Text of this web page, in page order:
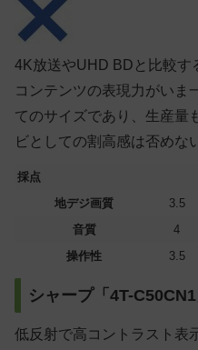
4K放送やUHD BDと比較す
コンテンツの表現力がいま
てのサイズであり、生産量
ビとしての割高感は否めな
採点
地デジ画質
3.5
音質
4
操作性
3.5
シャープ「4T-C50CN1
低反射で高コントラスト表